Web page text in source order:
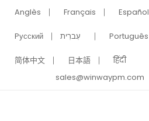
Anglès Français Español
Pусский עִברִית Português
简体中文 日本語
हिंदी
sales@winwaypm.com